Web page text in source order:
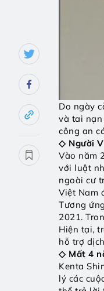
Do ngày
và tai nạn
công an
◇ Người
Vào năm
với luật
ngoài cư
Việt Nam
Tương
2021.
Hiện tại,
hỗ trợ
◇ Mất 4
Kenta
lý các